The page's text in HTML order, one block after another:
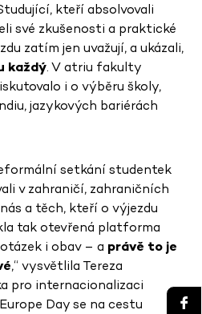
kteří absolvovali
své zkušenosti a praktické
zatím jen uvažují, a ukázali,
každý. V atriu fakulty
i o výběru školy,
jazykových bariérách
setkání studentek
v zahraničí, zahraničních
a těch, kteří o výjezdu
tak otevřená platforma
i obav – a právě to je
,“ vysvětlila Tereza
pro internacionalizaci
Day se na cestu